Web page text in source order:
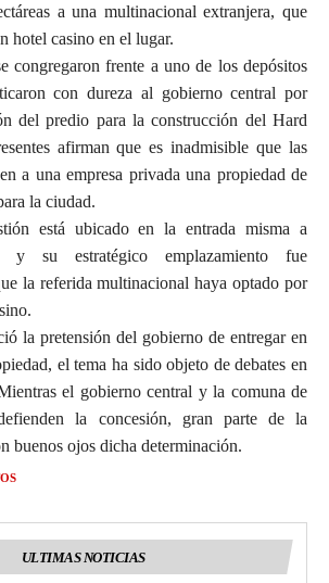
a una multinacional extranjera, que
hotel casino en el lugar.
congregaron frente a uno de los depósitos
con dureza al gobierno central por
del predio para la construcción del Hard
afirman que es inadmisible que las
a una empresa privada una propiedad de
la ciudad.
está ubicado en la entrada misma a
su estratégico emplazamiento fue
la referida multinacional haya optado por
la pretensión del gobierno de entregar en
el tema ha sido objeto de debates en
el gobierno central y la comuna de
la concesión, gran parte de la
buenos ojos dicha determinación.
ULTIMAS NOTICIAS